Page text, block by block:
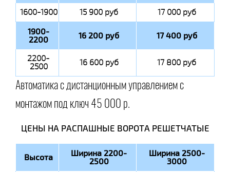
1600-1900 15 900 руб 17 000 руб
1900-
2200 16 200 руб 17 400 руб
2200-
2500 16 600 руб 17 800 руб
Автоматика с дистанционным управлением с
монтажом под ключ 45 000 р.
ЦЕНЫ НА РАСПАШНЫЕ ВОРОТА РЕШЕТЧАТЫЕ
Высота Ширина 2200-
2500
Ширина 2500-
3000